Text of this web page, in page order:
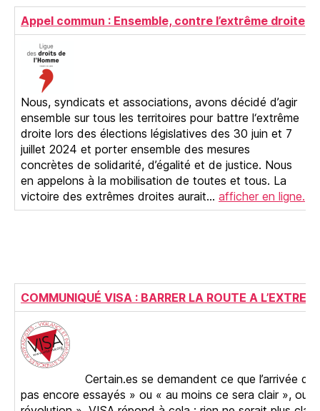
Appel commun : Ensemble, contre l’extrême droite
Nous, syndicats et associations, avons décidé d’agir
ensemble sur tous les territoires pour battre l‘extrême
droite lors des élections législatives des 30 juin et 7
juillet 2024 et porter ensemble des mesures
concrètes de solidarité, d’égalité et de justice. Nous
en appelons à la mobilisation de toutes et tous. La
victoire des extrêmes droites aurait… afficher en ligne.
COMMUNIQUÉ VISA : BARRER LA ROUTE A
Certain.es se demandent ce que l’arrivée du FN
pas encore essayés » ou « au moins ce sera clair », ou